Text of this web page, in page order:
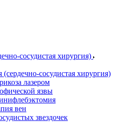
сосудистая хирургия)
(сердечно-сосудистая хирургия)
лазером
язвы
вен
звездочек